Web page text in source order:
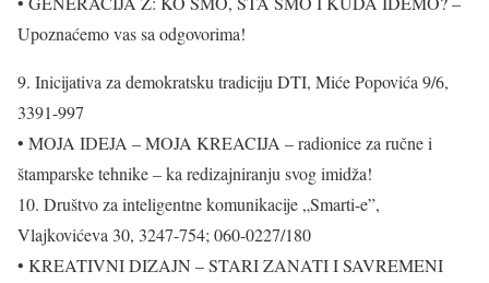
Upoznaćemo vas sa odgovorima!
9. Inicijativa za demokratsku tradiciju DTI, Miće Popovića 9/6,
3391-997
• MOJA IDEJA – MOJA KREACIJA – radionice za ručne i
štamparske tehnike – ka redizajniranju svog imidža!
10. Društvo za inteligentne komunikacije „Smarti-e”,
Vlajkovićeva 30, 3247-754; 060-0227/180
• KREATIVNI DIZAJN – STARI ZANATI I SAVREMENI